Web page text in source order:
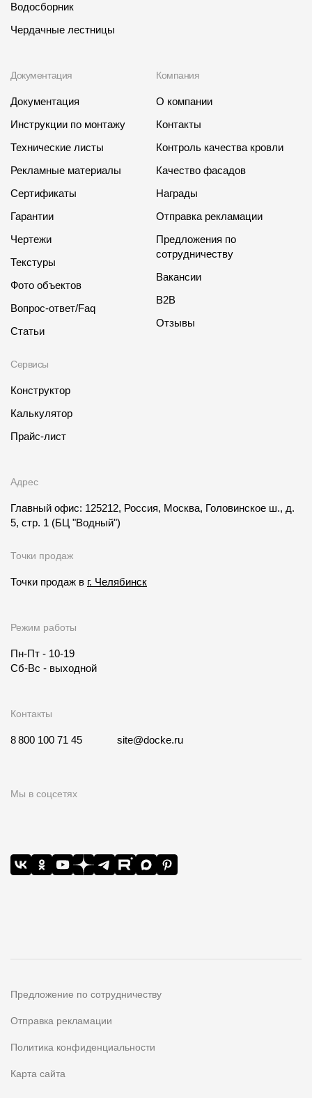
Водосборник
Чердачные лестницы
Документация
Документация
Инструкции по монтажу
Технические листы
Рекламные материалы
Сертификаты
Гарантии
Чертежи
Текстуры
Фото объектов
Вопрос-ответ/Faq
Статьи
Сервисы
Конструктор
Калькулятор
Прайс-лист
Компания
О компании
Контакты
Контроль качества кровли
Качество фасадов
Награды
Отправка рекламации
Предложения по
сотрудничеству
Вакансии
B2B
Отзывы
Адрес
Главный офис: 125212, Россия, Москва, Головинское ш., д.
5, стр. 1 (БЦ "Водный")
Точки продаж
Точки продаж в г. Челябинск
Режим работы
Пн-Пт - 10-19
Сб-Вс - выходной
Контакты
8 800 100 71 45 site@docke.ru
Мы в соцсетях
Предложение по сотрудничеству
Отправка рекламации
Политика конфиденциальности
Карта сайта